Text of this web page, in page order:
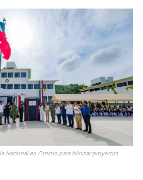
Nacional en Cancún para blindar proyectos